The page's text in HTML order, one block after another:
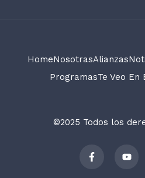
HomeNosotrasAlianzas
ProgramasTe Veo En
©2025 Todos los